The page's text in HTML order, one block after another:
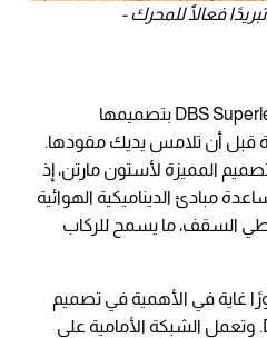
فعالًًا للمحرك -
تتمتع سيارة DBS Superleggera Volante بتصميمها
قبل أن تلامس يديك مقودها.
المميزة لأستون مارتن، إذ
مبادئ الديناميكية الهوائية
طي السقف، ما يسمح للركاب
غاية في الأهمية في تصميم
DBS Superleggera Volante. وتعمل الشبكة الأمامية على